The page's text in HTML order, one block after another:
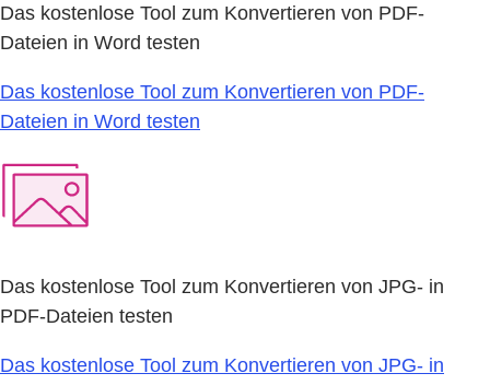
Das kostenlose Tool zum Konvertieren von PDF-
Dateien in Word testen
Das kostenlose Tool zum Konvertieren von PDF-
Dateien in Word testen
Das kostenlose Tool zum Konvertieren von JPG- in
PDF-Dateien testen
Das kostenlose Tool zum Konvertieren von JPG- in